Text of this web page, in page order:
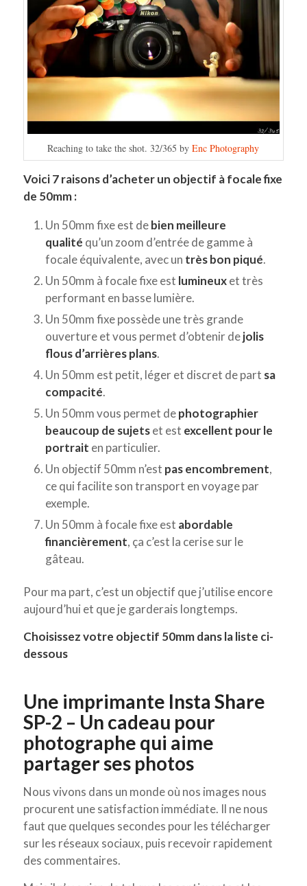
Reaching to take the shot. 32/365 byEnc Photography
Voici 7 raisons d’acheter un objectif à focale fixe
de 50mm :
Un 50mm fixe est debien meilleure
qualité qu’un zoom d’entrée de gamme à
focale équivalente, avec un très bon piqué.
Un 50mm à focale fixe est lumineuxet très
performant en basse lumière.
Un 50mm fixe possède une très grande
ouverture et vous permet d’obtenir dejolis
flous d’arrières plans.
Un 50mm est petit, léger et discret de part sa
compacité.
Un 50mm vous permet dephotographier
beaucoup de sujetset est excellent pour le
portrait en particulier.
Un objectif 50mm n’est pas encombrement,
ce qui facilite son transport en voyage par
exemple.
Un 50mm à focale fixe est abordable
financièrement, ça c’est la cerise sur le
gâteau.
Pour ma part, c’est un objectif que j’utilise encore
aujourd’hui et que je garderais longtemps.
Choisissez votre objectif 50mm dans la liste ci-
dessous
Une imprimante Insta Share
SP-2 – Un cadeau pour
photographe qui aime
partager ses photos
Nous vivons dans un monde où nos images nous
procurent une satisfaction immédiate. Il ne nous
faut que quelques secondes pour les télécharger
sur les réseaux sociaux, puis recevoir rapidement
des commentaires.